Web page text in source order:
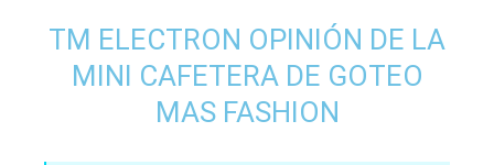
TM ELECTRON OPINIÓN DE LA
MINI CAFETERA DE GOTEO
MAS FASHION